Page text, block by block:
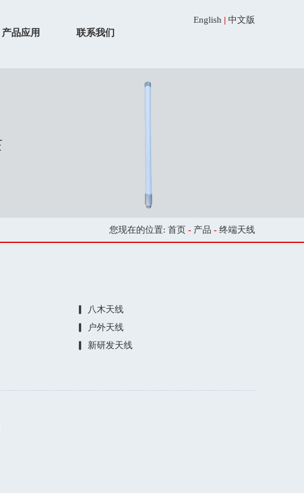
产品应用 联系我们
English | 中文版
您现在的位置: 首页 - 产品 - 终端天线
八木天线
户外天线
新研发天线